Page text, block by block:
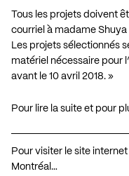
Tous les projets doivent
courriel à madame Shuya
Les projets sélectionnés
matériel nécessaire pour
avant le 10 avril 2018. »
Pour lire la suite et pour
Pour visiter le site
Montréal…